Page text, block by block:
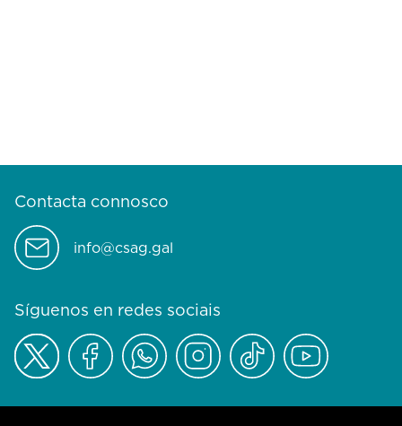
Contacta connosco
info@csag.gal
Síguenos en redes sociais